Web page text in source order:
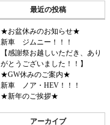
最近の投稿
★お盆休みのお知らせ★
新車 ジムニー！！！
【感謝祭お越しいただき、あり
がとうございました！！】
★GW休みのご案内★
新車 ノア・HEV！！！
★新年のご挨拶★
アーカイブ